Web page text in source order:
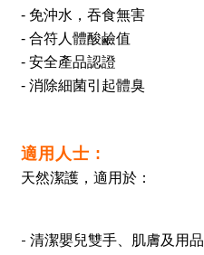
- 免沖水，吞食無害
- 合符人體酸鹼值
- 安全產品認證
- 消除細菌引起體臭
適用人士 :
天然潔護，適用於：
- 清潔嬰兒雙手、肌膚及用品